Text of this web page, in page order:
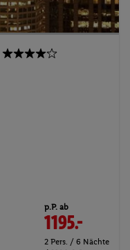
p.P. ab
1195.-
2 Pers. / 6 Nächte